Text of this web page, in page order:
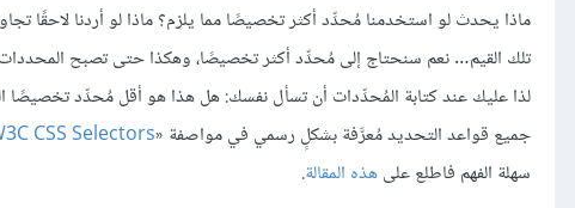
ماذا يحدث لو استخدمنا مُحدِّد أكثر تخصيصًا مما يلزم؟ ماذا لو أردنا لاحقًا
تلك القيم… نعم سنحتاج إلى مُحدِّد أكثر تخصيصًا، وهكذا حتى تصبح
لذا عليك عند كتابة المُحدِّدات أن تسأل نفسك: هل هذا هو أقل مُحدِّد تخصيصًا
جميع قواعد التحديد مُعرَّفة بشكلٍ رسمي في مواصفة «CSS Selectors
سهلة الفهم فاطلع علىهذه المقالة.